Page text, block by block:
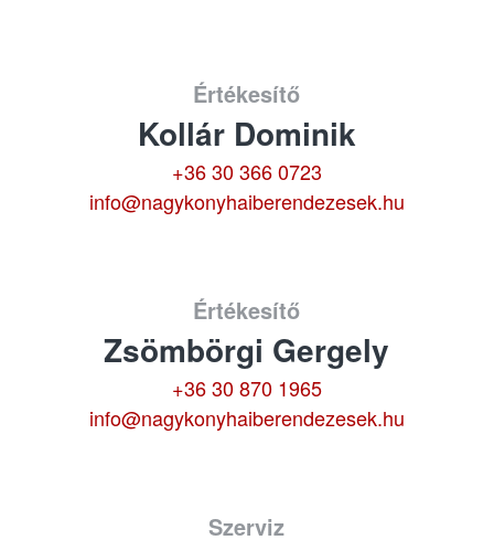
Értékesítő
Kollár Dominik
+36 30 366 0723
info@nagykonyhaiberendezesek.hu
Értékesítő
Zsömbörgi Gergely
+36 30 870 1965
info@nagykonyhaiberendezesek.hu
Szerviz